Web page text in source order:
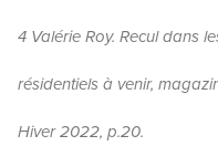
4 Valérie Roy. Recul dans
résidentiels à venir,
Hiver 2022, p.20.